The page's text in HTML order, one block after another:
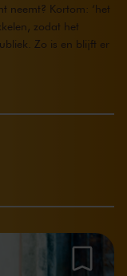
neemt? Kortom: ‘het
zodat het
Zo is en blijft er